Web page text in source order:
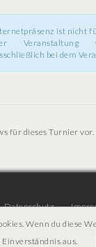
ist nicht
Veranstaltung
bei dem
für dieses Turnier vor.
Datenschutz
Wenn du diese
aus.